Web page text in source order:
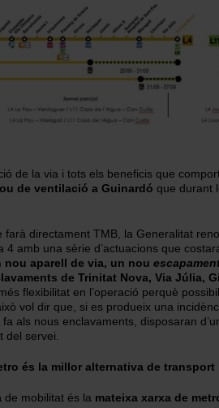
de la via i tots els beneficis que
de ventilació a Guinardó que durant
farà directament TMB, la Generalitat
4 amb una sèrie d’actuacions que
nou aparell de via, un nou
de Trinitat Nova, Via Júlia,
flexibilitat en l’operació perquè
vol dir que, si es produeix una
als nous enclavaments, disposaran
del servei.
és la millor alternativa de transport
de mobilitat és la mateixa xarxa de